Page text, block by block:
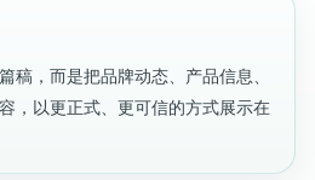
稿，而是把品牌动态、产品信息、
，以更正式、更可信的方式展示在